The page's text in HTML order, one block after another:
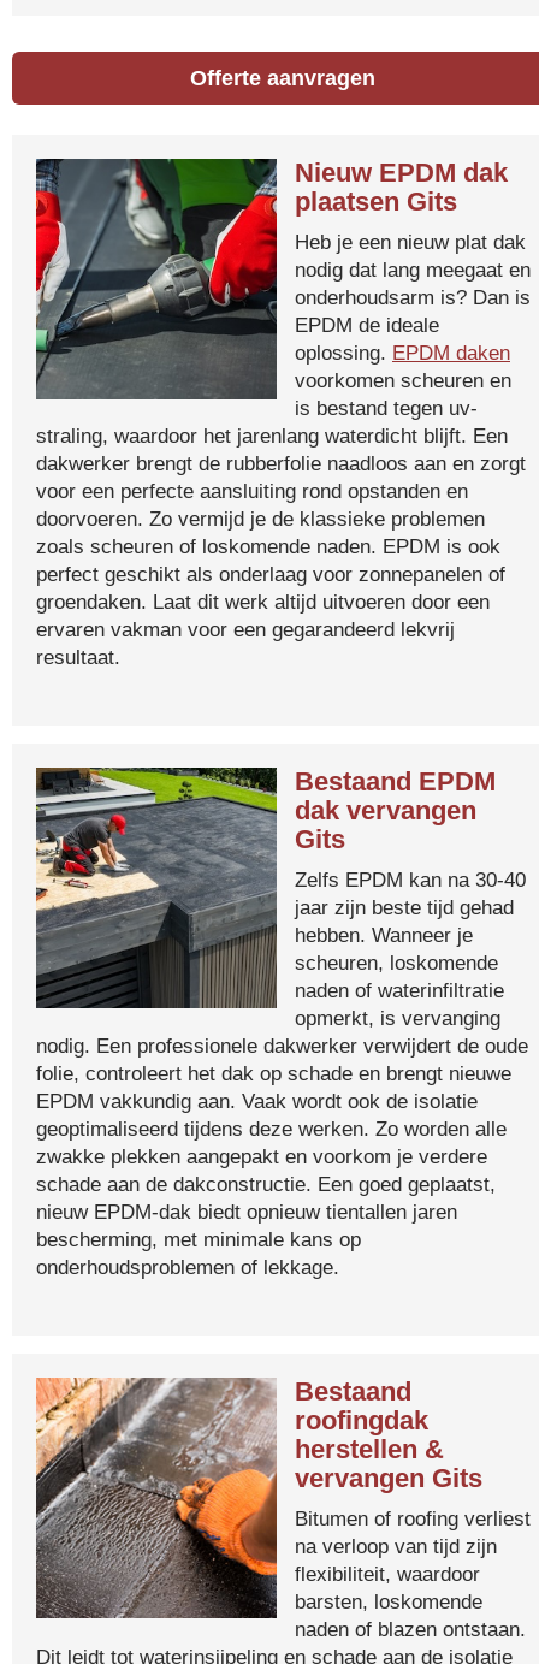
Offerte aanvragen
Nieuw EPDM dak
plaatsen Gits
Heb je een nieuw plat dak
nodig dat lang meegaat en
onderhoudsarm is? Dan is
EPDM de ideale
oplossing. EPDM daken
voorkomen scheuren en
is bestand tegen uv-
straling, waardoor het jarenlang waterdicht blijft. Een
dakwerker brengt de rubberfolie naadloos aan en zorgt
voor een perfecte aansluiting rond opstanden en
doorvoeren. Zo vermijd je de klassieke problemen
zoals scheuren of loskomende naden. EPDM is ook
perfect geschikt als onderlaag voor zonnepanelen of
groendaken. Laat dit werk altijd uitvoeren door een
ervaren vakman voor een gegarandeerd lekvrij
resultaat.
Bestaand EPDM
dak vervangen
Gits
Zelfs EPDM kan na 30-40
jaar zijn beste tijd gehad
hebben. Wanneer je
scheuren, loskomende
naden of waterinfiltratie
opmerkt, is vervanging
nodig. Een professionele dakwerker verwijdert de oude
folie, controleert het dak op schade en brengt nieuwe
EPDM vakkundig aan. Vaak wordt ook de isolatie
geoptimaliseerd tijdens deze werken. Zo worden alle
zwakke plekken aangepakt en voorkom je verdere
schade aan de dakconstructie. Een goed geplaatst,
nieuw EPDM-dak biedt opnieuw tientallen jaren
bescherming, met minimale kans op
onderhoudsproblemen of lekkage.
Bestaand
roofingdak
herstellen &
vervangen Gits
Bitumen of roofing verliest
na verloop van tijd zijn
flexibiliteit, waardoor
barsten, loskomende
naden of blazen ontstaan.
Dit leidt tot waterinsijpeling en schade aan de isolatie